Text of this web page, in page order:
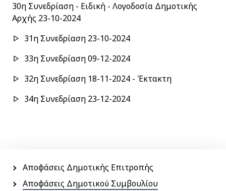
side
Αποφάσεις Δημοτικής Επιτροπής
Αποφάσεις Δημοτικού Συμβουλίου
30η Συνεδρίαση - Ειδική - Λογοδοσία Δημοτικής
Αρχής 23-10-2024
31η Συνεδρίαση 23-10-2024
33η Συνεδρίαση 09-12-2024
32η Συνεδρίαση 18-11-2024 - Έκτακτη
34η Συνεδρίαση 23-12-2024